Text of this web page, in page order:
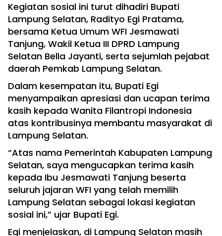
Kegiatan sosial ini turut dihadiri Bupati
Lampung Selatan, Radityo Egi Pratama,
bersama Ketua Umum WFI Jesmawati
Tanjung, Wakil Ketua III DPRD Lampung
Selatan Bella Jayanti, serta sejumlah pejabat
daerah Pemkab Lampung Selatan.
Dalam kesempatan itu, Bupati Egi
menyampaikan apresiasi dan ucapan terima
kasih kepada Wanita Filantropi Indonesia
atas kontribusinya membantu masyarakat di
Lampung Selatan.
“Atas nama Pemerintah Kabupaten Lampung
Selatan, saya mengucapkan terima kasih
kepada Ibu Jesmawati Tanjung beserta
seluruh jajaran WFI yang telah memilih
Lampung Selatan sebagai lokasi kegiatan
sosial ini,” ujar Bupati Egi.
Egi menjelaskan, di Lampung Selatan masih